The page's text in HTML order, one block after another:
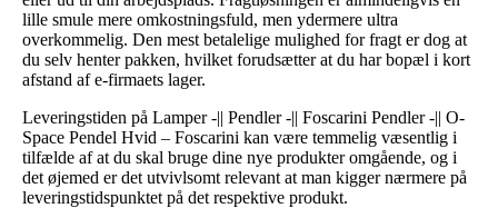
lille smule mere omkostningsfuld, men ydermere ultra
overkommelig. Den mest betalelige mulighed for fragt er dog at
du selv henter pakken, hvilket forudsætter at du har bopæl i kort
afstand af e-firmaets lager.
Leveringstiden på Lamper -|| Pendler -|| Foscarini Pendler -|| O-
Space Pendel Hvid – Foscarini kan være temmelig væsentlig i
tilfælde af at du skal bruge dine nye produkter omgående, og i
det øjemed er det utvivlsomt relevant at man kigger nærmere på
leveringstidspunktet på det respektive produkt.